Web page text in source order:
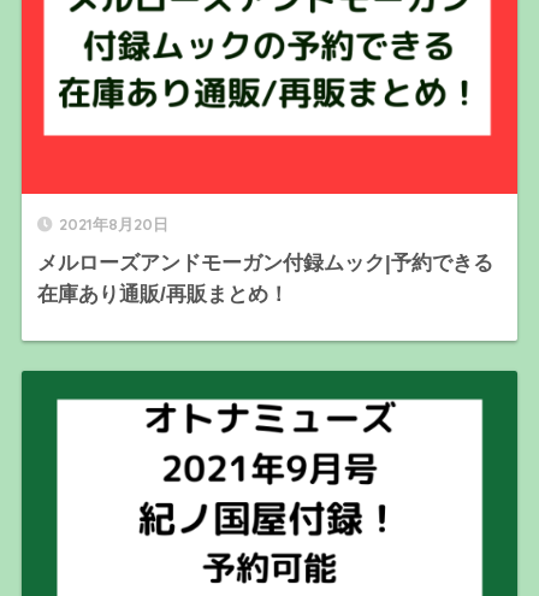
2021年8月20日
メルローズアンドモーガン付録ムック|予約できる
在庫あり通販/再販まとめ！